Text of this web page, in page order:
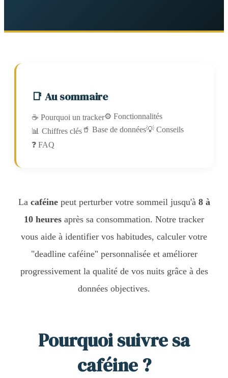
📑 Au sommaire
☕ Pourquoi un tracker⚙️ Fonctionnalités
📊 Chiffres clés 🥤 Base de données💡 Conseils
❓ FAQ
La caféinepeut perturber votre sommeil jusqu'à 8 à
10 heures après sa consommation. Notre tracker
vous aide à identifier vos habitudes, calculer votre
"deadline caféine" personnalisée et améliorer
progressivement la qualité de vos nuits grâce à des
données objectives.
Pourquoi suivre sa
caféine ?